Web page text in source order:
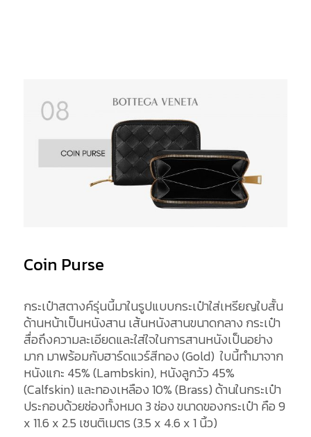
Coin Purse
กระเป๋าสตางค์รุ่นนี้มาในรูปแบบกระเป๋าใส่เหรียญใบสั้น
ด้านหน้าเป็นหนังสาน เส้นหนังสานขนาดกลาง กระเป๋า
สื่อถึงความละเอียดและใส่ใจในการสานหนังเป็นอย่าง
มาก มาพร้อมกับฮาร์ดแวร์สีทอง (Gold) ใบนี้ทำมาจาก
หนังแกะ 45% (Lambskin), หนังลูกวัว 45%
(Calfskin) และทองเหลือง 10% (Brass) ด้านในกระเป๋า
ประกอบด้วยช่องทั้งหมด 3 ช่อง ขนาดของกระเป๋า คือ 9
x 11.6 x 2.5 เซนติเมตร (3.5 x 4.6 x 1 นิ้ว)